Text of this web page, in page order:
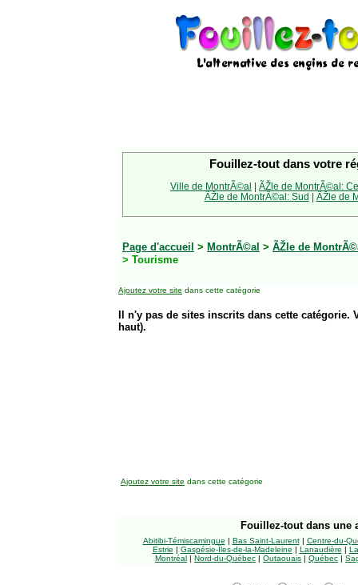
Fouillez-tout dans votre
Ville de MontrÃ©al | ÃŽle de MontrÃ©al:
ÃŽle de MontrÃ©al: Sud | ÃŽle de
Page d'accueil > MontrÃ©al > ÃŽle de
> Tourisme
Ajoutez votre site dans cette catégorie
Il n'y pas de sites inscrits dans cette
haut).
Ajoutez votre site dans cette catégorie
Fouillez-tout dans une
Abitibi-Témiscamingue | Bas Saint-Laurent| Centre-du-
Estrie | Gaspésie-Îles-de-la-Madeleine | Lanaudière |
Montréal | Nord-du-Québec | Outaouais | Québec |